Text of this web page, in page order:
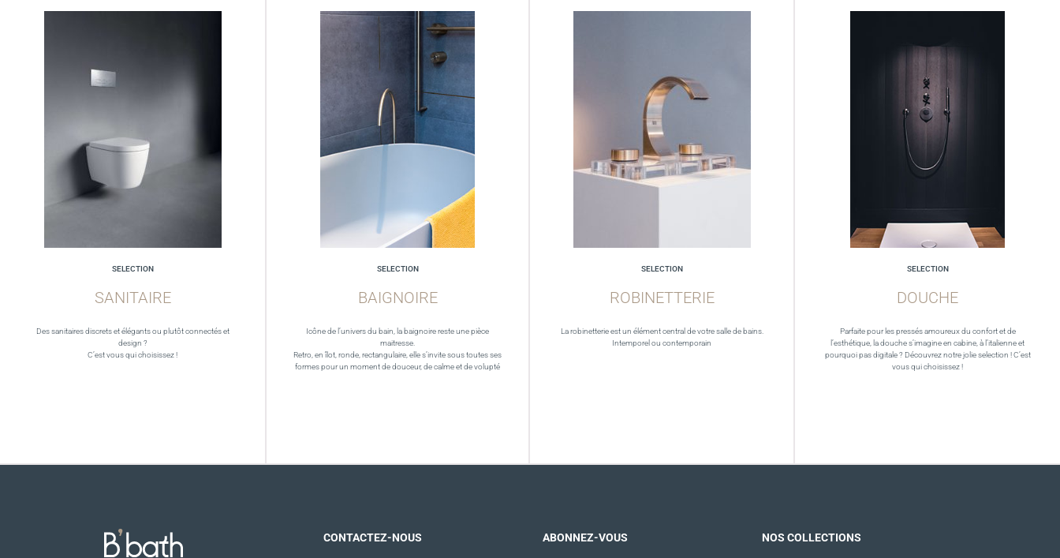
SELECTION
SANITAIRE
Des sanitaires discrets et élégants ou plutôt connectés et
design ?
C’est vous qui choisissez !
SELECTION
BAIGNOIRE
Icône de l’univers du bain, la baignoire reste une pièce
maitresse.
Retro, en îlot, ronde, rectangulaire, elle s’invite sous toutes ses
formes pour un moment de douceur, de calme et de volupté
SELECTION
ROBINETTERIE
La robinetterie est un élément central de votre salle de bains.
Intemporel ou contemporain
SELECTION
DOUCHE
Parfaite pour les pressés amoureux du confort et de
l’esthétique, la douche s’imagine en cabine, à l’italienne et
pourquoi pas digitale ? Découvrez notre jolie selection ! C’est
vous qui choisissez !
CONTACTEZ-NOUS ABONNEZ-VOUS NOS COLLECTIONS